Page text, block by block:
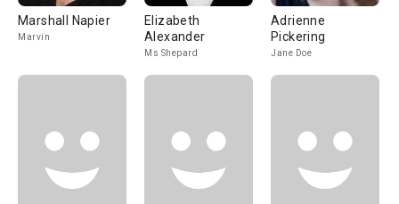
Marshall Napier
Marvin
Elizabeth
Alexander
Ms Shepard
Adrienne
Pickering
Jane Doe